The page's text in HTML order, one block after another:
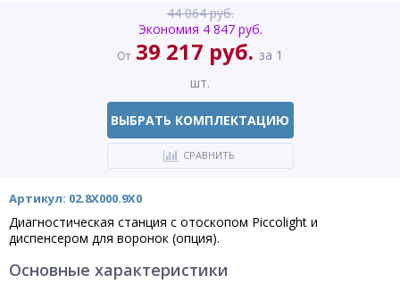
Артикул: 02.8X000.9X0
Диагностическая станция с отоскопом Piccolight и
диспенсером для воронок (опция).
44 064 руб.
Экономия 4 847 руб.
От 39 217 руб. за 1
шт.
ВЫБРАТЬ КОМПЛЕКТАЦИЮ
СРАВНИТЬ
Основные характеристики